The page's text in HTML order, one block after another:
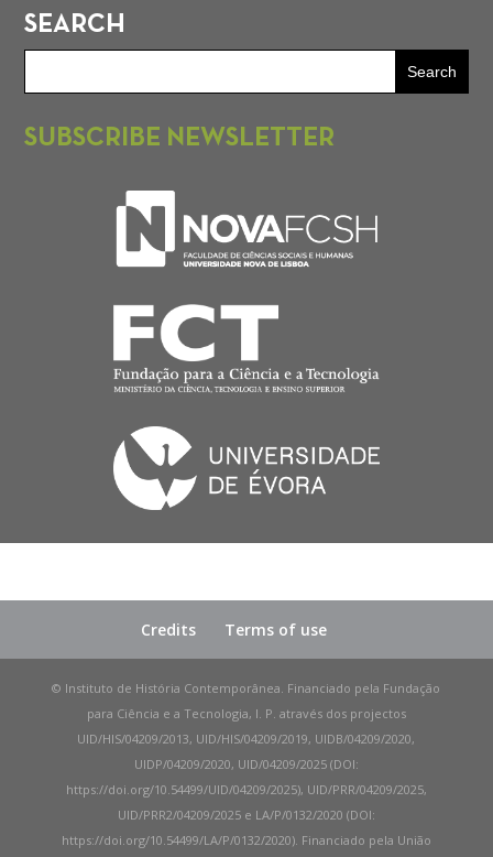
SEARCH
SUBSCRIBE NEWSLETTER
Credits Terms of use
© Instituto de História Contemporânea. Financiado pela Fundação
para Ciência e a Tecnologia, I. P. através dos projectos
UID/HIS/04209/2013, UID/HIS/04209/2019, UIDB/04209/2020,
UIDP/04209/2020, UID/04209/2025 (DOI:
https://doi.org/10.54499/UID/04209/2025), UID/PRR/04209/2025,
UID/PRR2/04209/2025 e LA/P/0132/2020 (DOI:
https://doi.org/10.54499/LA/P/0132/2020). Financiado pela União